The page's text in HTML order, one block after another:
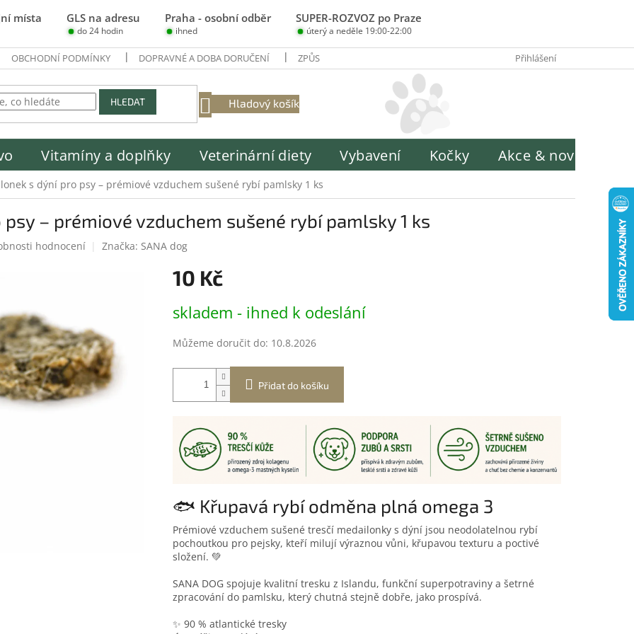
místa GLS na adresu Praha - osobní odběr SUPER-ROZVOZ po Praze
do 24 hodin ihned úterý a neděle 19:00-22:00
OBCHODNÍ PODMÍNKY DOPRAVNÉ A DOBA DORUČENÍ ZPŮSOBY PLATBY INFORMACE O ZPRACOVÁNÍ OSOBNÍCH ÚDAJŮ
Přihlášení
HLEDAT
NÁKUPNÍ
Hladový košík
Vitamíny a doplňky Veterinární diety Vybavení Kočky Akce & novinky
s dýní pro psy – prémiové vzduchem sušené rybí pamlsky 1 ks
– prémiové vzduchem sušené rybí pamlsky 1 ks
hodnocení Značka: SANA dog
10 Kč
cena:
skladem - ihned k odeslání
Můžeme doručit do: 10.8.2026
Přidat do košíku
🐟 Křupavá rybí odměna plná omega 3
Prémiové vzduchem sušené tresčí medailonky s dýní jsou neodolatelnou rybí
pochoutkou pro pejsky, kteří milují výraznou vůni, křupavou texturu a poctivé
složení. 💚
SANA DOG spojuje kvalitní tresku z Islandu, funkční superpotraviny a šetrné
zpracování do pamlsku, který chutná stejně dobře, jako prospívá.
✨ 90 % atlantické tresky